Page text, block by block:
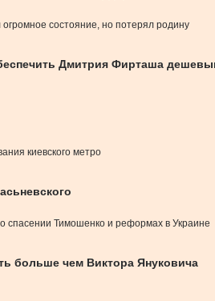
состояние, но потерял родину
Дмитрия Фирташа
киевского метро
спасении Тимошенко и реформах в Украине
больше чем Виктора Януковича